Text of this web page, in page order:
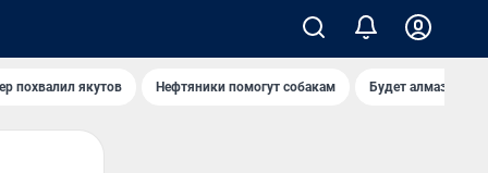
похвалил якутов Нефтяники помогут собакам Будет алмазный